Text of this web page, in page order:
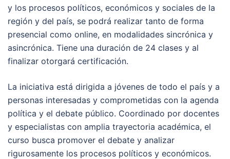
y los procesos políticos, económicos y sociales de la
región y del país, se podrá realizar tanto de forma
presencial como online, en modalidades sincrónica y
asincrónica. Tiene una duración de 24 clases y al
finalizar otorgará certificación.
La iniciativa está dirigida a jóvenes de todo el país y a
personas interesadas y comprometidas con la agenda
política y el debate público. Coordinado por docentes
y especialistas con amplia trayectoria académica, el
curso busca promover el debate y analizar
rigurosamente los procesos políticos y económicos.